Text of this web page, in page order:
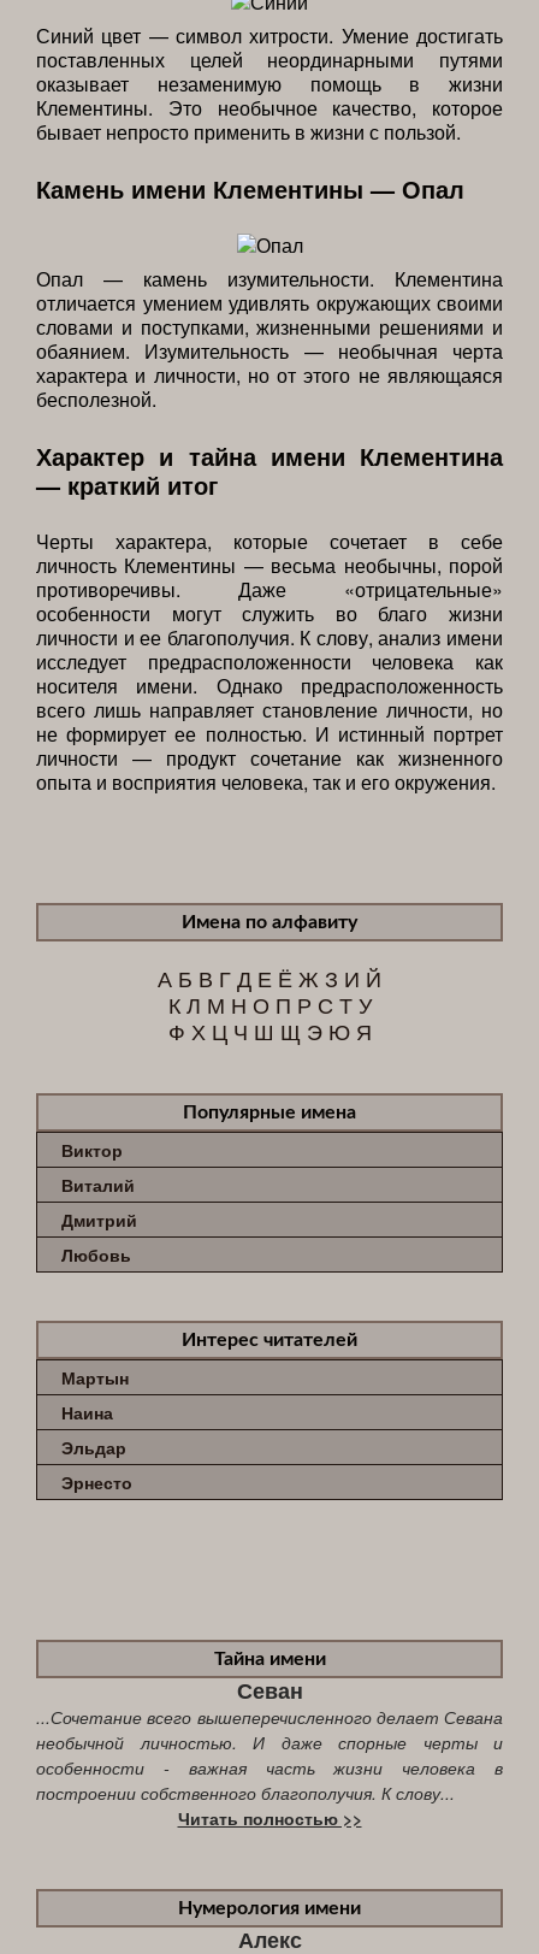
Синий цвет — символ хитрости. Умение достигать
поставленных целей неординарными путями
оказывает незаменимую помощь в жизни
Клементины. Это необычное качество, которое
бывает непросто применить в жизни с пользой.
Камень имени Клементины — Опал
Опал — камень изумительности. Клементина
отличается умением удивлять окружающих своими
словами и поступками, жизненными решениями и
обаянием. Изумительность — необычная черта
характера и личности, но от этого не являющаяся
бесполезной.
Характер и тайна имени Клементина
— краткий итог
Черты характера, которые сочетает в себе
личность Клементины — весьма необычны, порой
противоречивы. Даже «отрицательные»
особенности могут служить во благо жизни
личности и ее благополучия. К слову, анализ имени
исследует предрасположенности человека как
носителя имени. Однако предрасположенность
всего лишь направляет становление личности, но
не формирует ее полностью. И истинный портрет
личности — продукт сочетание как жизненного
опыта и восприятия человека, так и его окружения.
Имена по алфавиту
А Б В ГД Е Ё Ж З И Й
К Л М Н О П Р С Т У
Ф Х Ц Ч Ш Щ Э Ю Я
Популярные имена
Виктор
Виталий
Дмитрий
Любовь
Интерес читателей
Мартын
Наина
Эльдар
Эрнесто
Тайна имени
Севан
...Сочетание всего вышеперечисленного делает Севана
необычной личностью. И даже спорные черты и
особенности - важная часть жизни человека в
построении собственного благополучия. К слову...
Читать полностью >>
Нумерология имени
Алекс